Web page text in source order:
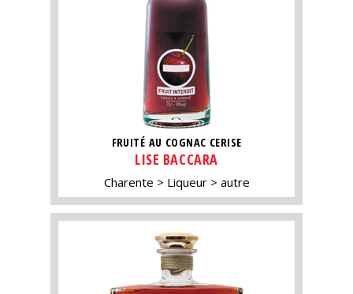
FRUITÉ AU COGNAC CERISE
LISE BACCARA
Charente Liqueur autre